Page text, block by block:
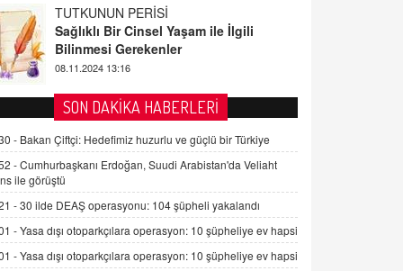
TUTKUNUN PERİSİ
Sağlıklı Bir Cinsel Yaşam ile İlgili
Bilinmesi Gerekenler
08.11.2024 13:16
FARUK ÖNALAN
Tezkere Onaylanmasaydı…
2 Kasım 2021 Salı 00:11
AV. DOĞAN CAN DOĞAN
Kişisel verilerin korunması ve dijital
hukukun gelişimi
15.09.2025 16:17
SON DAKİKA HABERLERİ
- Bakan Çiftçi: Hedefimiz huzurlu ve güçlü bir Türkiye
-Cumhurbaşkanı Erdoğan, Suudi Arabistan'da Veliaht
ile görüştü
-30 ilde DEAŞ operasyonu: 104 şüpheli yakalandı
-Yasa dışı otoparkçılara operasyon: 10 şüpheliye ev hapsi
-Yasa dışı otoparkçılara operasyon: 10 şüpheliye ev hapsi